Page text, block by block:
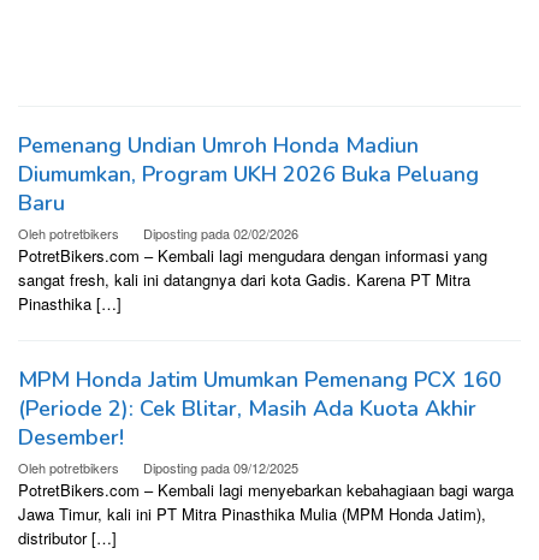
Pemenang Undian Umroh Honda Madiun
Diumumkan, Program UKH 2026 Buka Peluang
Baru
Olehpotretbikers Diposting pada02/02/2026
PotretBikers.com – Kembali lagi mengudara dengan informasi yang
sangat fresh, kali ini datangnya dari kota Gadis. Karena PT Mitra
Pinasthika […]
MPM Honda Jatim Umumkan Pemenang PCX 160
(Periode 2): Cek Blitar, Masih Ada Kuota Akhir
Desember!
Olehpotretbikers Diposting pada09/12/2025
PotretBikers.com – Kembali lagi menyebarkan kebahagiaan bagi warga
Jawa Timur, kali ini PT Mitra Pinasthika Mulia (MPM Honda Jatim),
distributor […]